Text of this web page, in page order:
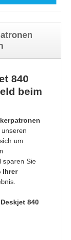
840
beim
um
sparen Sie
Ihrer
840